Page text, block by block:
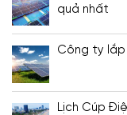
quả nhất
Công ty
Lịch Cúp